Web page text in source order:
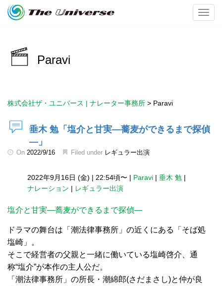
Paravi
株式会社ザ・ユニバース | ナレーター事務所 > Paravi
垂木 勉「塩介と甘実―蕎麦ができるまで探偵
―」
On 2022/9/16 Filed under レギュラー出演
2022年9月16日 (金) | 22:54頃〜 | Paravi | 垂木 勉 |
ナレーション | レギュラー出演
塩介と甘実―蕎麦ができるまで探偵―
ドラマの舞台は「潮法律事務所」の近くにある「そば処
塩崎」。
そこで経営者の父親と一緒に働いている塩崎啓介、通
称“塩介”が本作の主人公だ。
「潮法律事務所」の所長・潮綿郎(さだまさし)と仲が良